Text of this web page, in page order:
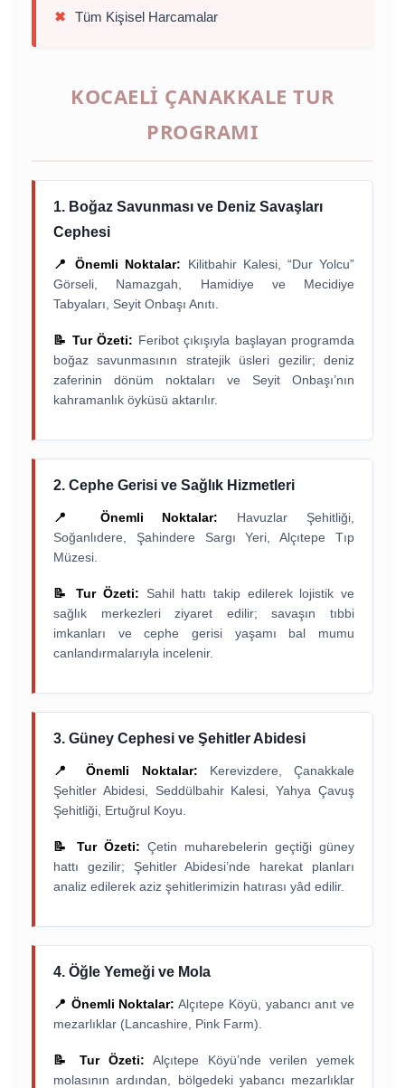
✖ Tüm Kişisel Harcamalar
KOCAELI ÇANAKKALE TUR
PROGRAMI
1. Boğaz Savunması ve Deniz Savaşları
Cephesi
📍 Önemli Noktalar: Kilitbahir Kalesi, “Dur Yolcu”
Görseli, Namazgah, Hamidiye ve Mecidiye
Tabyaları, Seyit Onbaşı Anıtı.
📝 Tur Özeti: Feribot çıkışıyla başlayan programda
boğaz savunmasının stratejik üsleri gezilir; deniz
zaferinin dönüm noktaları ve Seyit Onbaşı’nın
kahramanlık öyküsü aktarılır.
2. Cephe Gerisi ve Sağlık Hizmetleri
📍 Önemli Noktalar: Havuzlar Şehitliği,
Soğanlıdere, Şahindere Sargı Yeri, Alçıtepe Tıp
Müzesi.
📝 Tur Özeti: Sahil hattı takip edilerek lojistik ve
sağlık merkezleri ziyaret edilir; savaşın tıbbi
imkanları ve cephe gerisi yaşamı bal mumu
canlandırmalarıyla incelenir.
3. Güney Cephesi ve Şehitler Abidesi
📍 Önemli Noktalar: Kerevizdere, Çanakkale
Şehitler Abidesi, Seddülbahir Kalesi, Yahya Çavuş
Şehitliği, Ertuğrul Koyu.
📝 Tur Özeti: Çetin muharebelerin geçtiği güney
hattı gezilir; Şehitler Abidesi’nde harekat planları
analiz edilerek aziz şehitlerimizin hatırası yâd edilir.
4. Öğle Yemeği ve Mola
📍 Önemli Noktalar: Alçıtepe Köyü, yabancı anıt ve
mezarlıklar (Lancashire, Pink Farm).
📝 Tur Özeti: Alçıtepe Köyü’nde verilen yemek
molasının ardından, bölgedeki yabancı mezarlıklar